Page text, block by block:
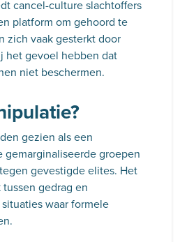
cancel-culture slachtoffers
platform om gehoord te
zich vaak gesterkt door
het gevoel hebben dat
niet beschermen.
gezien als een
gemarginaliseerde groepen
gevestigde elites. Het
gedrag en
waar formele